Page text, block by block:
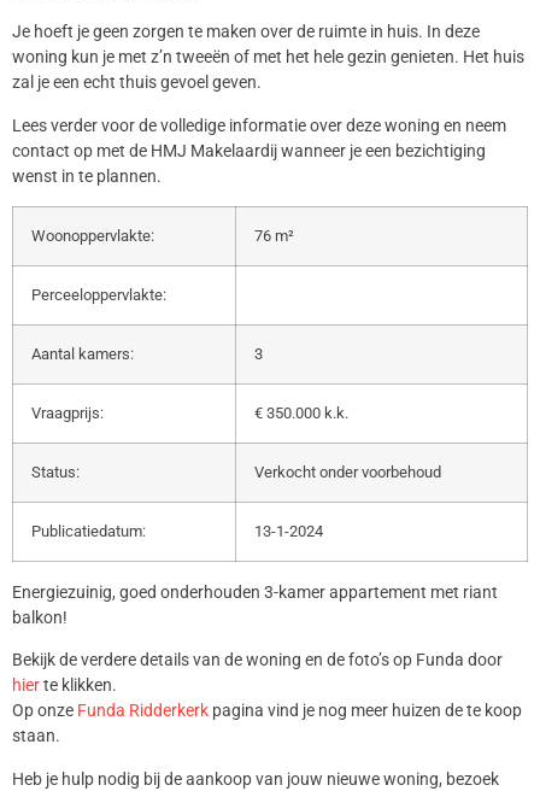
Je hoeft je geen zorgen te maken over de ruimte in huis. In deze
woning kun je met z’n tweeën of met het hele gezin genieten. Het huis
zal je een echt thuis gevoel geven.
Lees verder voor de volledige informatie over deze woning en neem
contact op met de HMJ Makelaardij wanneer je een bezichtiging
wenst in te plannen.
Woonoppervlakte: 76 m²
Perceeloppervlakte:
Aantal kamers: 3
Vraagprijs: € 350.000 k.k.
Status: Verkocht onder voorbehoud
Publicatiedatum: 13-1-2024
Energiezuinig, goed onderhouden 3-kamer appartement met riant
balkon!
Bekijk de verdere details van de woning en de foto’s op Funda door
hierte klikken.
Op onze Funda Ridderkerk pagina vind je nog meer huizen de te koop
staan.
Heb je hulp nodig bij de aankoop van jouw nieuwe woning, bezoek